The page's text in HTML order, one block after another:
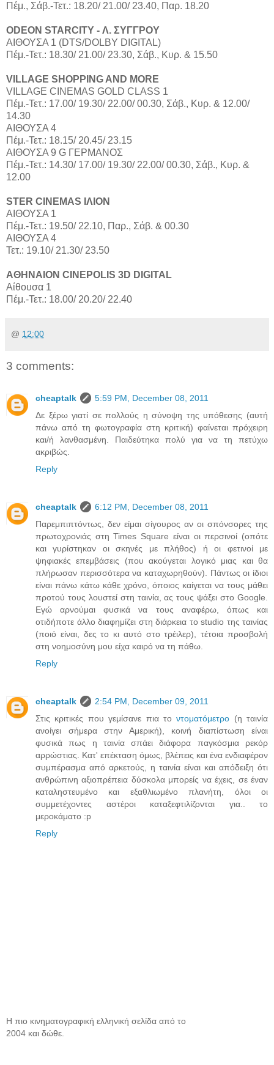
Πέμ., Σάβ.-Τετ.: 18.20/ 21.00/ 23.40, Παρ. 18.20
ODEON STARCITY - Λ. ΣΥΓΓΡΟΥ
ΑΙΘΟΥΣΑ 1 (DTS/DOLBY DIGITAL)
Πέμ.-Τετ.: 18.30/ 21.00/ 23.30, Σάβ., Κυρ. & 15.50
VILLAGE SHOPPING AND MORE
VILLAGE CINEMAS GOLD CLASS 1
Πέμ.-Τετ.: 17.00/ 19.30/ 22.00/ 00.30, Σάβ., Κυρ. & 12.00/
14.30
ΑΙΘΟΥΣΑ 4
Πέμ.-Τετ.: 18.15/ 20.45/ 23.15
ΑΙΘΟΥΣΑ 9 G ΓΕΡΜΑΝΟΣ
Πέμ.-Τετ.: 14.30/ 17.00/ 19.30/ 22.00/ 00.30, Σάβ., Κυρ. &
12.00
STER CINEMAS ΙΛΙΟΝ
ΑΙΘΟΥΣΑ 1
Πέμ.-Τετ.: 19.50/ 22.10, Παρ., Σάβ. & 00.30
ΑΙΘΟΥΣΑ 4
Τετ.: 19.10/ 21.30/ 23.50
ΑΘΗΝΑΙΟΝ CINEPOLIS 3D DIGITAL
Αίθουσα 1
Πέμ.-Τετ.: 18.00/ 20.20/ 22.40
@ 12:00
3 comments:
cheaptalk
5:59 PM, December 08, 2011
Δε ξέρω γιατί σε πολλούς η σύνοψη της υπόθεσης (αυτή
πάνω από τη φωτογραφία στη κριτική) φαίνεται πρόχειρη
και/ή λανθασμένη. Παιδεύτηκα πολύ για να τη πετύχω
ακριβώς.
Reply
cheaptalk
6:12 PM, December 08, 2011
Παρεμπιπτόντως, δεν είμαι σίγουρος αν οι σπόνσορες της
πρωτοχρονιάς στη Times Square είναι οι περσινοί (οπότε
και γυρίστηκαν οι σκηνές με πλήθος) ή οι φετινοί με
ψηφιακές επεμβάσεις (που ακούγεται λογικό μιας και θα
πλήρωσαν περισσότερα να καταχωρηθούν). Πάντως οι ίδιοι
είναι πάνω κάτω κάθε χρόνο, όποιος καίγεται να τους μάθει
προτού τους λουστεί στη ταινία, ας τους ψάξει στο Google.
Εγώ αρνούμαι φυσικά να τους αναφέρω, όπως και
οτιδήποτε άλλο διαφημίζει στη διάρκεια το studio της ταινίας
(ποιό είναι, δες το κι αυτό στο τρέιλερ), τέτοια προσβολή
στη νοημοσύνη μου είχα καιρό να τη πάθω.
Reply
cheaptalk
2:54 PM, December 09, 2011
Στις κριτικές που γεμίσανε πια τοντοματόμετρο (η ταινία
ανοίγει σήμερα στην Αμερική), κοινή διαπίστωση είναι
φυσικά πως η ταινία σπάει διάφορα παγκόσμια ρεκόρ
αρρώστιας. Κατ' επέκταση όμως, βλέπεις και ένα ενδιαφέρον
συμπέρασμα από αρκετούς, η ταινία είναι και απόδειξη ότι
ανθρώπινη αξιοπρέπεια δύσκολα μπορείς να έχεις, σε έναν
καταληστευμένο και εξαθλιωμένο πλανήτη, όλοι οι
συμμετέχοντες αστέροι καταξεφτιλίζονται για.. το
μεροκάματο :p
Reply
Η πιο κινηματογραφική ελληνική σελίδα από το
2004 και δώθε.